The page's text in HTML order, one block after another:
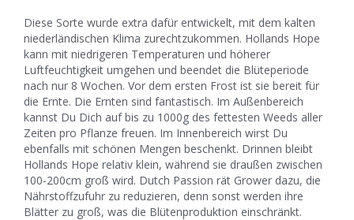
Diese Sorte wurde extra dafür entwickelt, mit dem kalten
niederländischen Klima zurechtzukommen. Hollands Hope
kann mit niedrigeren Temperaturen und höherer
Luftfeuchtigkeit umgehen und beendet die Blüteperiode
nach nur 8 Wochen. Vor dem ersten Frost ist sie bereit für
die Ernte. Die Ernten sind fantastisch. Im Außenbereich
kannst Du Dich auf bis zu 1000g des fettesten Weeds aller
Zeiten pro Pflanze freuen. Im Innenbereich wirst Du
ebenfalls mit schönen Mengen beschenkt. Drinnen bleibt
Hollands Hope relativ klein, während sie draußen zwischen
100-200cm groß wird. Dutch Passion rät Grower dazu, die
Nährstoffzufuhr zu reduzieren, denn sonst werden ihre
Blätter zu groß, was die Blütenproduktion einschränkt.